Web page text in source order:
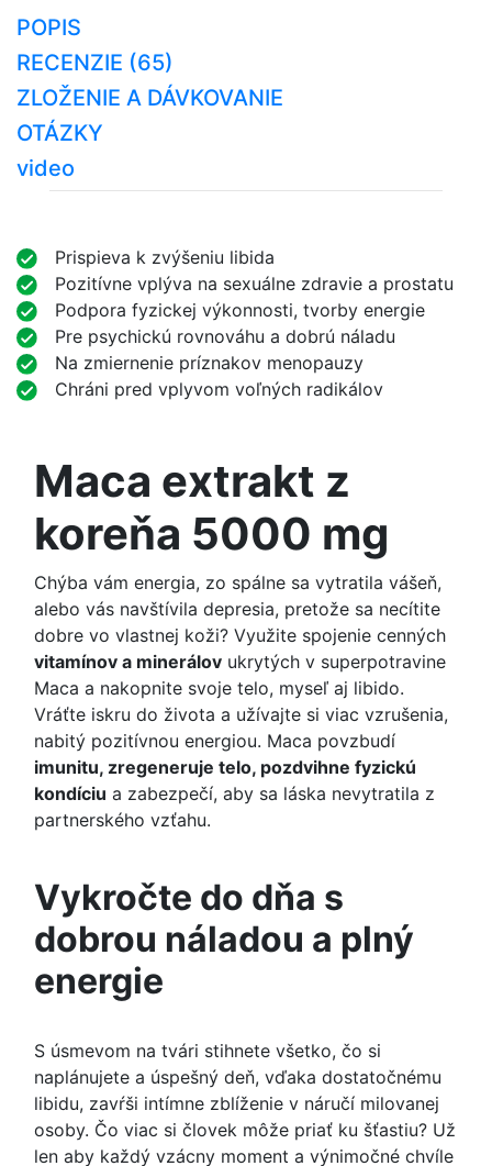
POPIS
RECENZIE (65)
ZLOŽENIE A DÁVKOVANIE
OTÁZKY
video
Prispieva k zvýšeniu libida
Pozitívne vplýva na sexuálne zdravie a prostatu
Podpora fyzickej výkonnosti, tvorby energie
Pre psychickú rovnováhu a dobrú náladu
Na zmiernenie príznakov menopauzy
Chráni pred vplyvom voľných radikálov
Maca extrakt z
koreňa 5000 mg
Chýba vám energia, zo spálne sa vytratila vášeň,
alebo vás navštívila depresia, pretože sa necítite
dobre vo vlastnej koži? Využite spojenie cenných
vitamínov a minerálov ukrytých v superpotravine
Maca a nakopnite svoje telo, myseľ aj libido.
Vráťte iskru do života a užívajte si viac vzrušenia,
nabitý pozitívnou energiou. Maca povzbudí
imunitu, zregeneruje telo, pozdvihne fyzickú
kondíciu a zabezpečí, aby sa láska nevytratila z
partnerského vzťahu.
Vykročte do dňa s
dobrou náladou a plný
energie
S úsmevom na tvári stihnete všetko, čo si
naplánujete a úspešný deň, vďaka dostatočnému
libidu, zavŕši intímne zblíženie v náručí milovanej
osoby. Čo viac si človek môže priať ku šťastiu? Už
len aby každý vzácny moment a výnimočné chvíle